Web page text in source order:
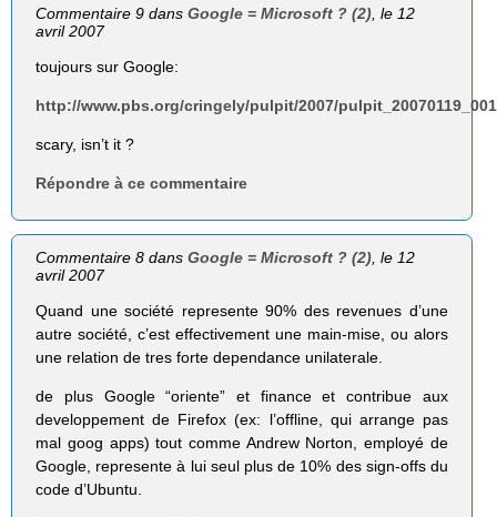
Commentaire 9 dansGoogle = Microsoft ? (2) , le 12
avril 2007
toujours sur Google:
http://www.pbs.org/cringely/pulpit/2007/
scary, isn’t it ?
Répondre à ce commentaire
Commentaire 8 dansGoogle = Microsoft ? (2) , le 12
avril 2007
Quand une société represente 90% des revenues d’une
autre société, c’est effectivement une main-mise, ou alors
une relation de tres forte dependance unilaterale.
de plus Google “oriente” et finance et contribue aux
developpement de Firefox (ex: l’offline, qui arrange pas
mal goog apps) tout comme Andrew Norton, employé de
Google, represente à lui seul plus de 10% des sign-offs du
code d’Ubuntu.